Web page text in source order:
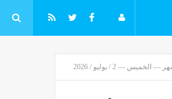
— الخميس — 2 / يوليو / 2026